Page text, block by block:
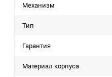
Механизм
Тип
Гарантия
Материал корпуса